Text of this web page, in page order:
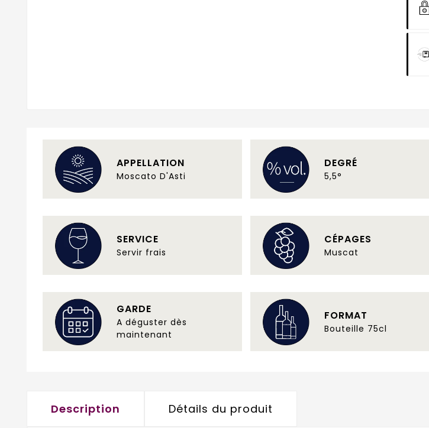
APPELLATION
Moscato D'Asti
DEGRÉ
5,5°
SERVICE
Servir frais
CÉPAGES
Muscat
GARDE
A déguster dès
maintenant
FORMAT
Bouteille 75cl
Description Détails du produit